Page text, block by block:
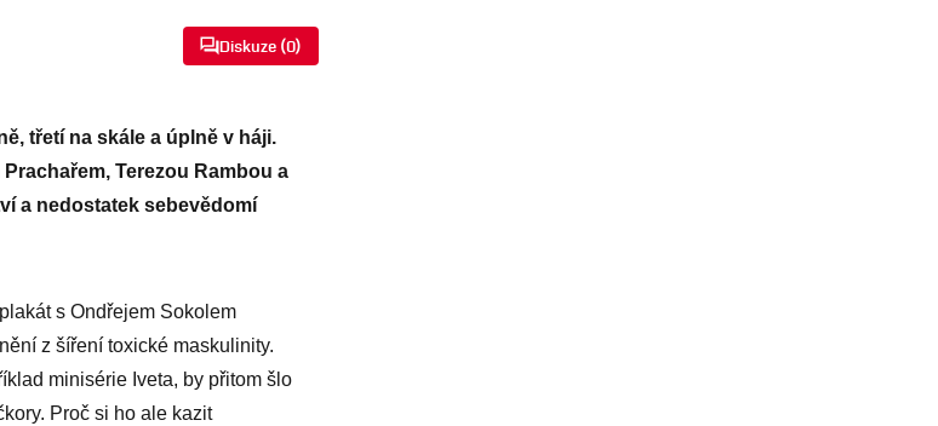
Diskuze (0)
třetí na skále a úplně v háji.
Terezou Rambou a
a nedostatek sebevědomí
s Ondřejem Sokolem
z šíření toxické maskulinity.
minisérie Iveta, by přitom šlo
Proč si ho ale kazit